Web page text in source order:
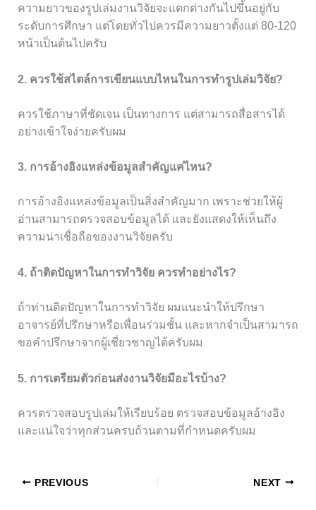
ความยาวของรูปเล่มงานวิจัยจะแตกต่างกันไปขึ้นอยู่กับ
ระดับการศึกษา แต่โดยทั่วไปควรมีความยาวตั้งแต่ 80-120
หน้าเป็นต้นไปครับ
2. ควรใช้สไตล์การเขียนแบบไหนในการทำรูปเล่มวิจัย?
ควรใช้ภาษาที่ชัดเจน เป็นทางการ แต่สามารถสื่อสารได้
อย่างเข้าใจง่ายครับผม
3. การอ้างอิงแหล่งข้อมูลสำคัญแค่ไหน?
การอ้างอิงแหล่งข้อมูลเป็นสิ่งสำคัญมาก เพราะช่วยให้ผู้
อ่านสามารถตรวจสอบข้อมูลได้ และยังแสดงให้เห็นถึง
ความน่าเชื่อถือของงานวิจัยครับ
4. ถ้าติดปัญหาในการทำวิจัย ควรทำอย่างไร?
ถ้าท่านติดปัญหาในการทำวิจัย ผมแนะนำให้ปรึกษา
อาจารย์ที่ปรึกษาหรือเพื่อนร่วมชั้น และหากจำเป็นสามารถ
ขอคำปรึกษาจากผู้เชี่ยวชาญได้ครับผม
5. การเตรียมตัวก่อนส่งงานวิจัยมีอะไรบ้าง?
ควรตรวจสอบรูปเล่มให้เรียบร้อย ตรวจสอบข้อมูลอ้างอิง
และแน่ใจว่าทุกส่วนครบถ้วนตามที่กำหนดครับผม
PREVIOUS NEXT